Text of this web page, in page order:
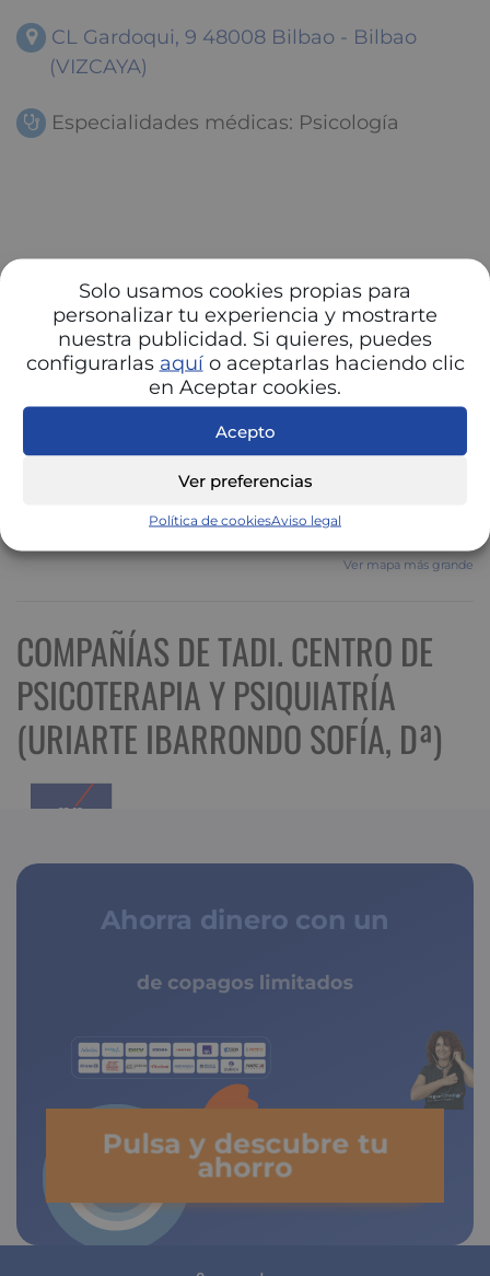
Solo usamos cookies propias para
personalizar tu experiencia y mostrarte
nuestra publicidad. Si quieres, puedes
configurarlas aquío aceptarlas haciendo clic
en Aceptar cookies.
Acepto
Ver preferencias
Política de cookiesAviso legal
CL Gardoqui, 9 48008 Bilbao - Bilbao
(VIZCAYA)
Especialidades médicas: Psicología
Ver mapa más grande
COMPAÑÍAS DE TADI. CENTRO DE
PSICOTERAPIA Y PSIQUIATRÍA
(URIARTE IBARRONDO SOFÍA, Dª)
Ahorra dinero con un
de copagos limitados
Pulsa y descubre tu
ahorro